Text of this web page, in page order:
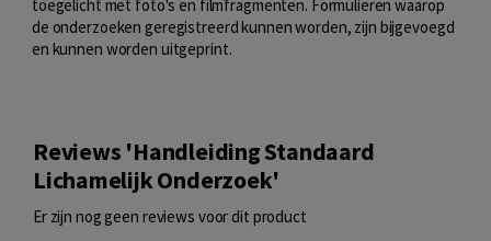
toegelicht met foto's en filmfragmenten. Formulieren waarop
de onderzoeken geregistreerd kunnen worden, zijn bijgevoegd
en kunnen worden uitgeprint.
Reviews 'Handleiding Standaard
Lichamelijk Onderzoek'
Er zijn nog geen reviews voor dit product